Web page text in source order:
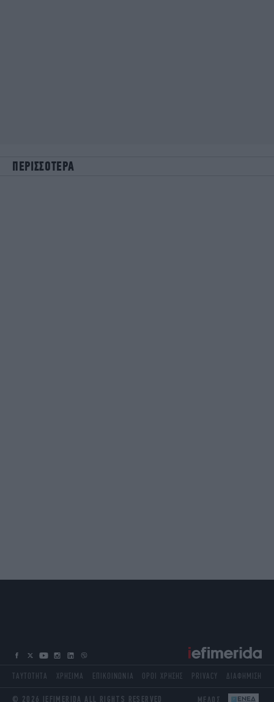
ΠΕΡΙΣΣΟΤΕΡΑ
© 2026 IEFIMERIDA ALL RIGHTS RESERVED ΜΕΛΟΣ
ΤΑΥΤΟΤΗΤΑ ΧΡΗΣΙΜΑ ΕΠΙΚΟΙΝΩΝΙΑ ΟΡΟΙ ΧΡΗΣΗΣ PRIVACY ΔΙΑΦΗΜΙΣΗ